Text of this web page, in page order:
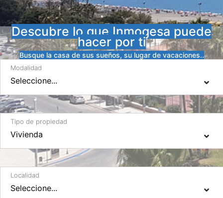
Descubre lo que Inmogesa puede
hacer por ti
Busque la casa de sus sueños, su lugar de vacaciones..
Modalidad
Tipo de propiedad
Localidad